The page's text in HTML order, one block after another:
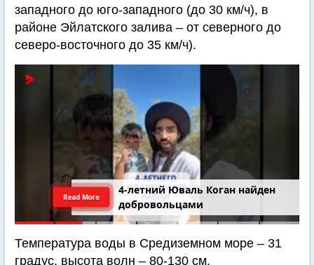
западного до юго-западного (до 30 км/ч), в
районе Эйлатского залива – от северного до
северо-восточного до 35 км/ч).
4-летний Юваль Коган найден
добровольцами
Read More
Температура воды в Средиземном море – 31
градус, высота волн – 80-130 см.